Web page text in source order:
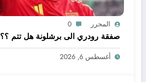
المحرر 0
صفقة رودري الى برشلونة هل تتم ؟؟
أغسطس 6, 2026